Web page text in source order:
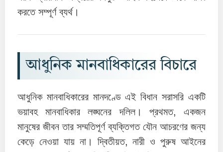
করতে সম্পূর্ণ ব্যর্থ।
আধুনিক মানবাধিকারের বিচারে
আধুনিক মানবাধিকারের মানদণ্ডে এই বিধান সরাসরি একটি
ভয়াবহ মানবাধিকার লঙ্ঘনের দলিল। প্রথমত, একজন
মানুষের জীবন তার সম্মতিপূর্ণ ব্যক্তিগত যৌন আচরণের জন্য
কেড়ে নেওয়া যায় না। দ্বিতীয়ত, নারী ও পুরুষ আইনের